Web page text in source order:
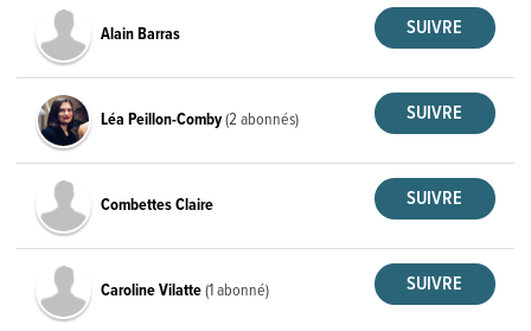
Alain Barras
Léa Peillon-Comby(2 abonnés)
Combettes Claire
Caroline Vilatte(1 abonné)